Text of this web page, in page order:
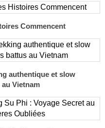
Commencent
authentique et slow
Vietnam